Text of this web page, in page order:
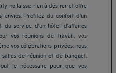
ne laisse rien à désirer et offre
envies. Profitez du confort d'un
du service d'un hôtel d'affaires
vos réunions de travail, vos
vos célébrations privées, nous
de réunion et de banquet.
le nécessaire pour que vos